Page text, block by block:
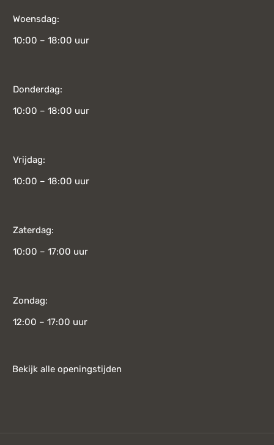
Woensdag:
10:00 – 18:00 uur
Donderdag:
10:00 – 18:00 uur
Vrijdag:
10:00 – 18:00 uur
Zaterdag:
10:00 – 17:00 uur
Zondag:
12:00 – 17:00 uur
Bekijk alle openingstijden